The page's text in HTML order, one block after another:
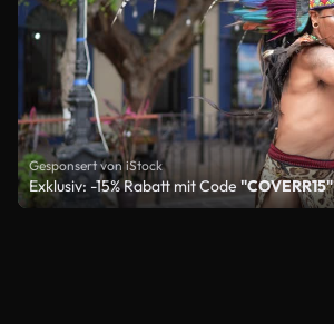
Gesponsert von iStock
Exklusiv: -15% Rabatt mit Code "COVERR15"